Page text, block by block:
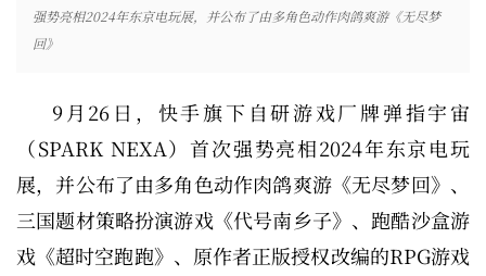
强势亮相2024年东京电玩展，并公布了由多角色动作肉鸽爽游《无尽梦
回》
9月26日，快手旗下自研游戏厂牌弹指宇宙
（SPARK NEXA）首次强势亮相2024年东京电玩
展，并公布了由多角色动作肉鸽爽游《无尽梦回》、
三国题材策略扮演游戏《代号南乡子》、跑酷沙盒游
戏《超时空跑跑》、原作者正版授权改编的RPG游戏